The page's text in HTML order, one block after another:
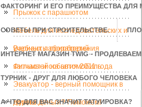
ФАКТОРИНГ И ЕГО ПРЕИМУЩЕСТВА ДЛЯ
СОВЕТЫ ПРИ СТРОИТЕЛЬСТВЕ.
ИНТЕРНЕТ МАГАЗИН TWIG -
ТУРНИК - ДРУГ ДЛЯ ЛЮБОГО ЧЕЛОВЕКА
А ЧТО ДЛЯ ВАС ЗНАЧИТ ТАТУИРОВКА?
Прыжок с парашютом
Мебель для исследовательских и
учебных лабораторий
Варианты приобретения
запчастей на автомобиль
Фильмы и события 2011 года
Эвакуатор - верный помощник в
дороге.
Нужны деньги? Поможем!